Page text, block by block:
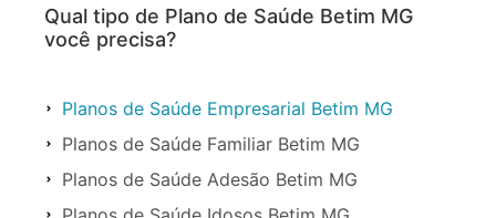
Qual tipo de Plano de Saúde Betim MG
você precisa?
Planos de Saúde Empresarial Betim MG
Planos de Saúde Familiar Betim MG
Planos de Saúde Adesão Betim MG